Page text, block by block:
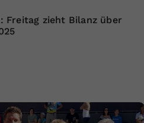
Freitag zieht Bilanz über